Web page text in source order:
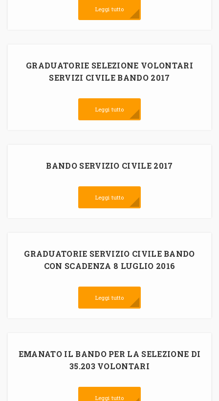
Leggi tutto
GRADUATORIE SELEZIONE VOLONTARI
SERVIZI CIVILE BANDO 2017
Leggi tutto
BANDO SERVIZIO CIVILE 2017
Leggi tutto
GRADUATORIE SERVIZIO CIVILE BANDO
CON SCADENZA 8 LUGLIO 2016
Leggi tutto
EMANATO IL BANDO PER LA SELEZIONE DI
35.203 VOLONTARI
Leggi tutto